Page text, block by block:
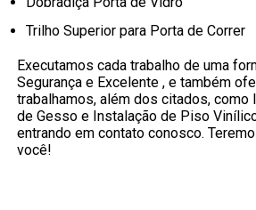
Trilho Superior para Porta de Correr
Executamos cada trabalho de uma
Segurança e Excelente , e também
trabalhamos, além dos citados, como
de Gesso e Instalação de Piso
entrando em contato conosco.
você!